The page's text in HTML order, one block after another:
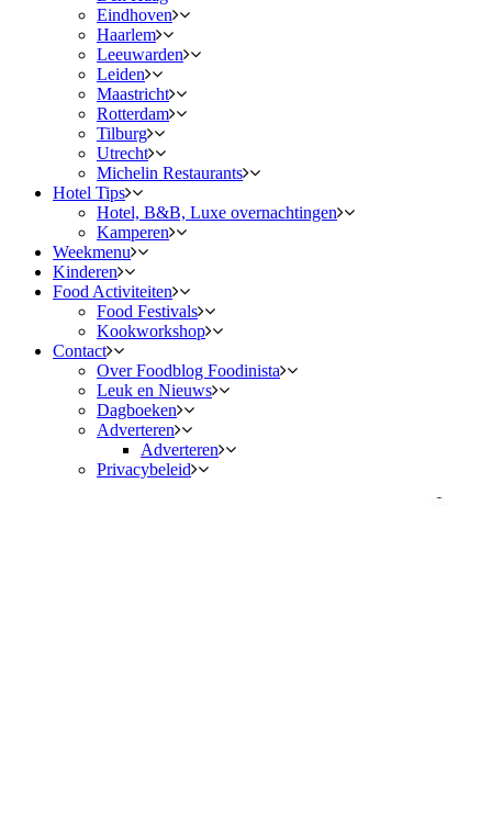
Eindhoven
Haarlem
Leeuwarden
Leiden
Maastricht
Rotterdam
Tilburg
Utrecht
Michelin Restaurants
Hotel Tips
Hotel, B&B, Luxe overnachtingen
Kamperen
Weekmenu
Kinderen
Food Activiteiten
Food Festivals
Kookworkshop
Contact
Over Foodblog Foodinista
Leuk en Nieuws
Dagboeken
Adverteren
Adverteren
Privacybeleid